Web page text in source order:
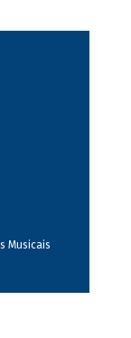
Musicais